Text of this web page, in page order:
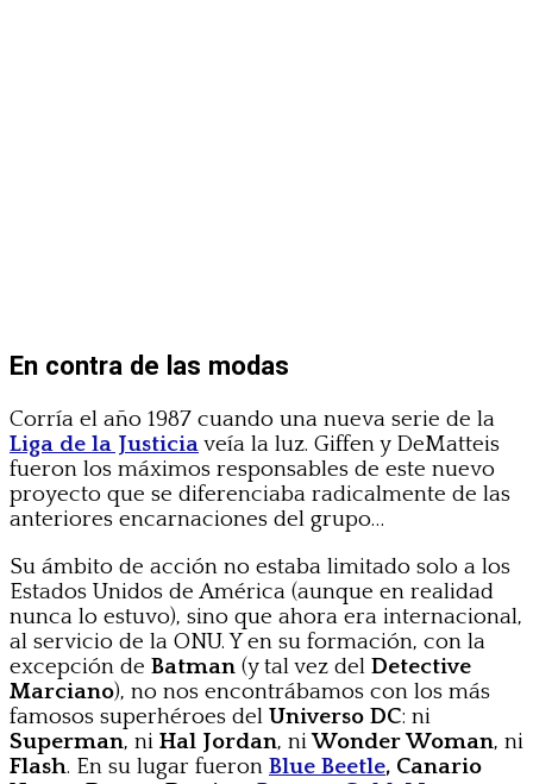
En contra de las modas
Corría el año 1987 cuando una nueva serie de la
Liga de la Justiciaveía la luz. Giffen y DeMatteis
fueron los máximos responsables de este nuevo
proyecto que se diferenciaba radicalmente de las
anteriores encarnaciones del grupo…
Su ámbito de acción no estaba limitado solo a los
Estados Unidos de América (aunque en realidad
nunca lo estuvo), sino que ahora era internacional,
al servicio de la ONU. Y en su formación, con la
excepción de Batman (y tal vez del Detective
Marciano), no nos encontrábamos con los más
famosos superhéroes del Universo DC: ni
Superman, ni Hal Jordan, niWonder Woman, ni
Flash. En su lugar fueron Blue Beetle, Canario